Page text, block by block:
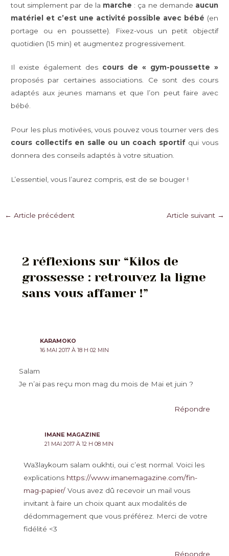
tout simplement par de la marche : ça ne demande aucun
matériel et c’est une activité possible avec bébé (en
portage ou en poussette). Fixez-vous un petit objectif
quotidien (15 min) et augmentez progressivement.
Il existe également des cours de « gym-poussette »
proposés par certaines associations. Ce sont des cours
adaptés aux jeunes mamans et que l’on peut faire avec
bébé.
Pour les plus motivées, vous pouvez vous tourner vers des
cours collectifs en salle ou un coach sportifqui vous
donnera des conseils adaptés à votre situation.
L’essentiel, vous l’aurez compris, est de se bouger !
Navigation
← Article précédent Article suivant →
2 réflexions sur “Kilos de
grossesse : retrouvez la ligne
sans vous affamer !”
KARAMOKO
16 MAI 2017 À 18 H 02 MIN
Salam
Je n’ai pas reçu mon mag du mois de Mai et juin ?
Répondre
IMANE MAGAZINE
21 MAI 2017 À 12 H 08 MIN
Wa3laykoum salam oukhti, oui c’est normal. Voici les
explications https://www.imanemagazine.com/fin-
mag-papier/Vous avez dû recevoir un mail vous
invitant à faire un choix quant aux modalités de
dédommagement que vous préférez. Merci de votre
fidélité <3
Répondre